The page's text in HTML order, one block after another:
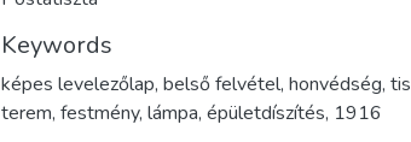
Keywords
képes levelezőlap, belső felvétel, honvédség,
terem, festmény, lámpa, épületdíszítés, 1916